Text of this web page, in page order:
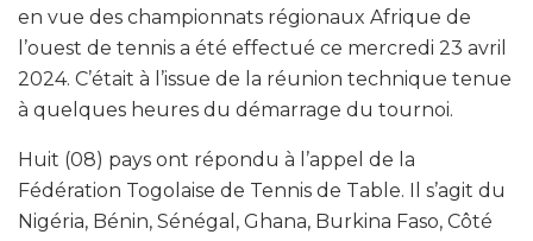
en vue des championnats régionaux Afrique de
l’ouest de tennis a été effectué ce mercredi 23 avril
2024. C’était à l’issue de la réunion technique tenue
à quelques heures du démarrage du tournoi.
Huit (08) pays ont répondu à l’appel de la
Fédération Togolaise de Tennis de Table. Il s’agit du
Nigéria, Bénin, Sénégal, Ghana, Burkina Faso, Côté